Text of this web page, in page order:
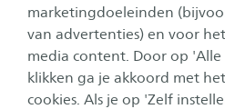
marketingdoeleinden
van advertenties) en voor
media content. Door op 'Alle
klikken ga je akkoord met
cookies. Als je op 'Zelf
tonen
praktijkgerichte
medewerkers. We sluiten
vraagstuk, zodat de
dagelijkse praktijk van je